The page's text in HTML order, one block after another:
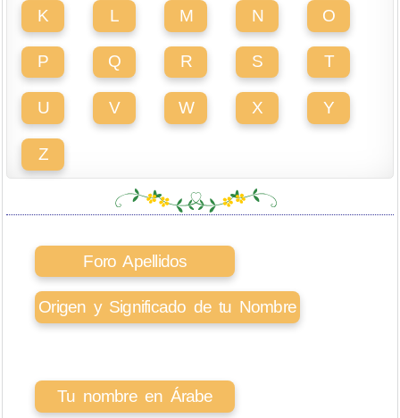
K L M N O
P Q R S T
U V W X Y
Z
Foro Apellidos
Origen y Significado de tu Nombre
Tu nombre en Árabe